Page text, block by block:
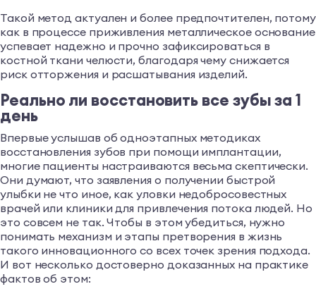
Такой метод актуален и более предпочтителен, потому
как в процессе приживления металлическое основание
успевает надежно и прочно зафиксироваться в
костной ткани челюсти, благодаря чему снижается
риск отторжения и расшатывания изделий.
Реально ли восстановить все зубы за 1
день
Впервые услышав об одноэтапных методиках
восстановления зубов при помощи имплантации,
многие пациенты настраиваются весьма скептически.
Они думают, что заявления о получении быстрой
улыбки не что иное, как уловки недобросовестных
врачей или клиники для привлечения потока людей. Но
это совсем не так. Чтобы в этом убедиться, нужно
понимать механизм и этапы претворения в жизнь
такого инновационного со всех точек зрения подхода.
И вот несколько достоверно доказанных на практике
фактов об этом: